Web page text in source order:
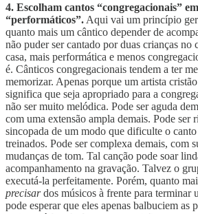
4. Escolham cantos “congregacionais”
“performáticos”. Aqui vai um princípio
quanto mais um cântico depender de
não puder ser cantado por duas crianças no
casa, mais performática e menos
é. Cânticos congregacionais tendem a ter
memorizar. Apenas porque um artista
significa que seja apropriado para a
não ser muito melódica. Pode ser aguda
com uma extensão ampla demais. Pode ser
sincopada de um modo que dificulte o
treinados. Pode ser complexa demais, com
mudanças de tom. Tal canção pode soar
acompanhamento na gravação. Talvez o
executá-la perfeitamente. Porém, quanto
precisardos músicos à frente para terminar
pode esperar que eles apenas balbuciem as